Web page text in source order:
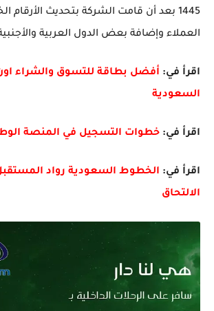
1445 بعد أن قامت الشركة بتحديث الأرقام
العملاء وإضافة بعض الدول العربية
اقرأ في: أفضل بطاقة للتسوق والشراء
السعودية
اقرأ في: خطوات التسجيل في المنصة
اقرأ في: الخطوط السعودية رواد
الالتحاق